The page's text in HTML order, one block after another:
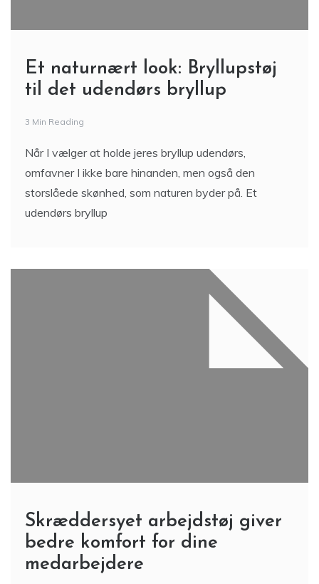
Et naturnært look: Bryllupstøj
til det udendørs bryllup
3 Min Reading
Når I vælger at holde jeres bryllup udendørs,
omfavner I ikke bare hinanden, men også den
storslåede skønhed, som naturen byder på. Et
udendørs bryllup
Skræddersyet arbejdstøj giver
bedre komfort for dine
medarbejdere